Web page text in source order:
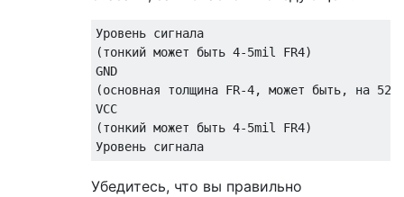
Уровень сигнала
(тонкий может быть 4-5mil FR4)
GND
(основная толщина FR-4, может быть, на 52
VCC
(тонкий может быть 4-5mil FR4)
Убедитесь, что вы правильно